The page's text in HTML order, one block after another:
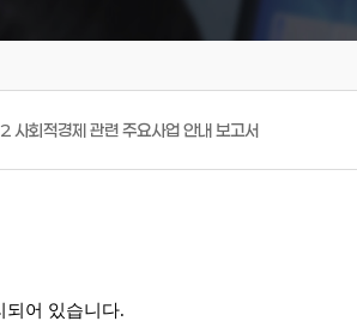
회적경제 관련 주요사업 안내 보고서
어 있습니다.